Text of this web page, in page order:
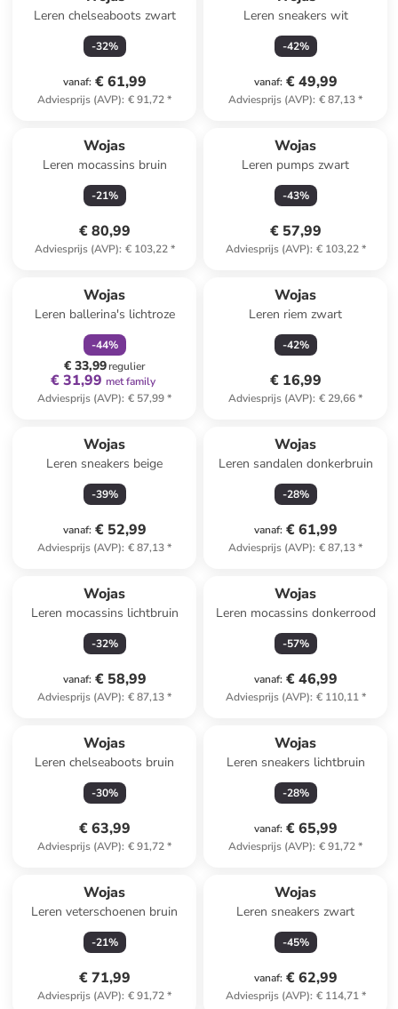
Leren chelseaboots zwart
-32%
vanaf: € 61,99
Adviesprijs (AVP): € 91,72*
Leren sneakers wit
-42%
vanaf: € 49,99
Adviesprijs (AVP): € 87,13*
Wojas
Leren mocassins bruin
-21%
€ 80,99
Adviesprijs (AVP): € 103,22*
Wojas
Leren pumps zwart
-43%
€ 57,99
Adviesprijs (AVP): € 103,22*
Wojas
Leren ballerina's lichtroze
-44%
€ 33,99regulier
€ 31,99 met family
Adviesprijs (AVP): € 57,99*
Wojas
Leren riem zwart
-42%
€ 16,99
Adviesprijs (AVP): € 29,66*
Wojas
Leren sneakers beige
-39%
vanaf: € 52,99
Adviesprijs (AVP): € 87,13*
Wojas
Leren sandalen donkerbruin
-28%
vanaf: € 61,99
Adviesprijs (AVP): € 87,13*
Wojas
Leren mocassins lichtbruin
-32%
vanaf: € 58,99
Adviesprijs (AVP): € 87,13*
Wojas
Leren mocassins donkerrood
-57%
vanaf: € 46,99
Adviesprijs (AVP): € 110,11*
Wojas
Leren chelseaboots bruin
-30%
€ 63,99
Adviesprijs (AVP): € 91,72*
Wojas
Leren sneakers lichtbruin
-28%
vanaf: € 65,99
Adviesprijs (AVP): € 91,72*
Wojas
Leren veterschoenen bruin
-21%
€ 71,99
Adviesprijs (AVP): € 91,72*
Wojas
Leren sneakers zwart
-45%
vanaf: € 62,99
Adviesprijs (AVP): € 114,71*